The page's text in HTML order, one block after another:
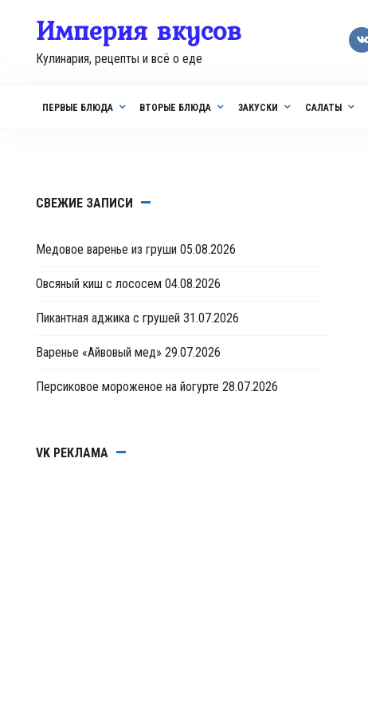
Империя вкусов
Кулинария, рецепты и всё о еде
ПЕРВЫЕ БЛЮДА ВТОРЫЕ БЛЮДА ЗАКУСКИ САЛАТЫ
СВЕЖИЕ ЗАПИСИ
Медовое варенье из груши 05.08.2026
Овсяный киш с лососем 04.08.2026
Пикантная аджика с грушей 31.07.2026
Варенье «Айвовый мед» 29.07.2026
Персиковое мороженое на йогурте 28.07.2026
VK РЕКЛАМА